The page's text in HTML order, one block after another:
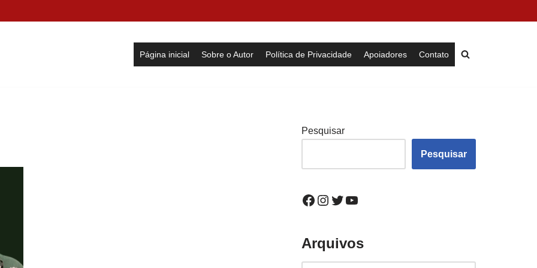
Página inicial Sobre o Autor Política de Privacidade Apoiadores Contato
Pesquisar
Pesquisar
Arquivos